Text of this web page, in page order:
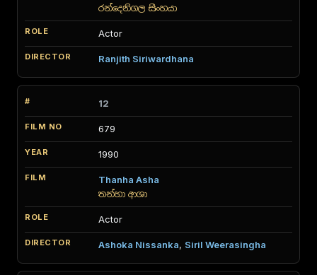
රන්දෙනිගල සිංහයා
Actor
Ranjith Siriwardhana
12
679
1990
Thanha Asha
තන්හා ආශා
Actor
Ashoka Nissanka, Siril Weerasingha